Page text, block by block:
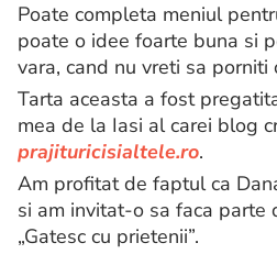
Poate completa meniul
poate o idee foarte buna si
vara, cand nu vreti sa porniti
Tarta aceasta a fost
mea de la Iasi al carei blog
prajituricisialtele.ro.
Am profitat de faptul ca
si am invitat-o sa faca parte
„Gatesc cu prietenii”.